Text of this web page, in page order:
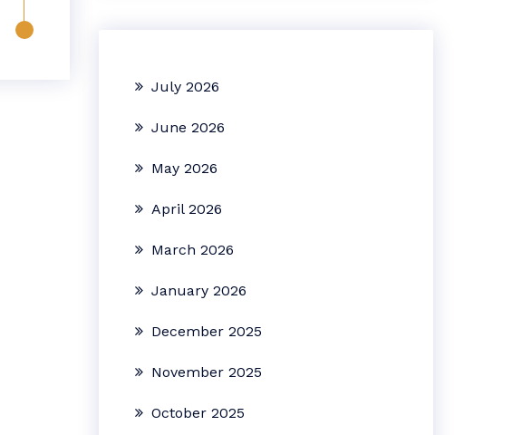
July 2026
June 2026
May 2026
April 2026
March 2026
January 2026
December 2025
November 2025
October 2025